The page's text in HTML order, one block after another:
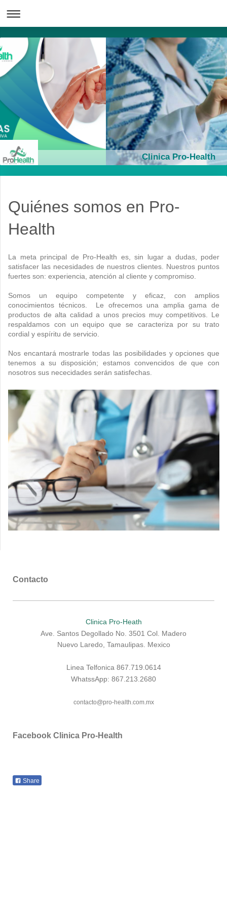
Clinica Pro-Health
Quiénes somos en Pro-
Health
La meta principal de Pro-Health es, sin lugar a dudas, poder
satisfacer las necesidades de nuestros clientes. Nuestros puntos
fuertes son: experiencia, atención al cliente y compromiso.
Somos un equipo competente y eficaz, con amplios
conocimientos técnicos. Le ofrecemos una amplia gama de
productos de alta calidad a unos precios muy competitivos. Le
respaldamos con un equipo que se caracteriza por su trato
cordial y espíritu de servicio.
Nos encantará mostrarle todas las posibilidades y opciones que
tenemos a su disposición; estamos convencidos de que con
nosotros sus nececidades serán satisfechas.
Contacto
Clinica Pro-Heath
Ave. Santos Degollado No. 3501 Col. Madero
Nuevo Laredo, Tamaulipas. Mexico
Linea Telfonica 867.719.0614
WhatssApp: 867.213.2680
contacto@pro-health.com.mx
Facebook Clinica Pro-Health
Share